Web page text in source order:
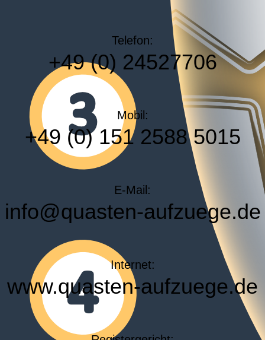
Telefon:
+49 (0) 24527706
Mobil:
+49 (0) 151 2588 5015
E-Mail:
info@quasten-aufzuege.de
Internet:
www.quasten-aufzuege.de